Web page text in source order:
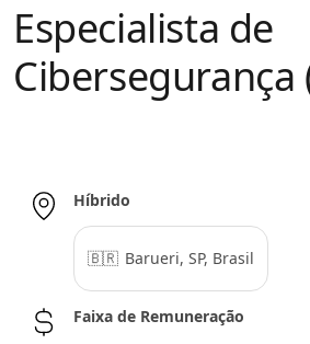
Especialista de
Cibersegurança
Híbrido
🇧🇷 Barueri, SP, Brasil
Faixa de Remuneração